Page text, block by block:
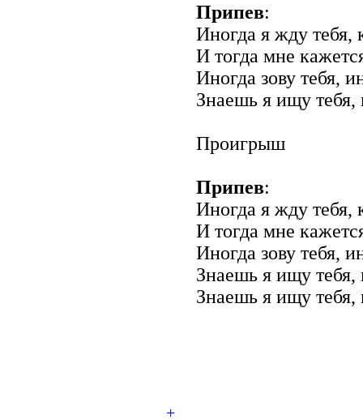
Припев:
Иногда я жду тебя,
И тогда мне
Иногда зову тебя,
Знаешь я ищу
Проигрыш
Припев:
Иногда я жду тебя,
И тогда мне
Иногда зову тебя,
Знаешь я ищу
Знаешь я ищу
+